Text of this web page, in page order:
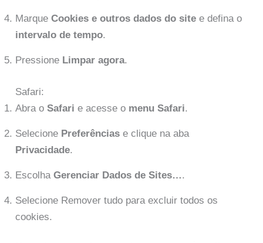
MarqueCookies e outros dados do site e defina o
intervalo de tempo.
Pressione Limpar agora.
Safari:
Abra oSafari e acesse o menu Safari.
Selecione Preferências e clique na aba
Privacidade.
EscolhaGerenciar Dados de Sites….
Selecione Remover tudo para excluir todos os
cookies.